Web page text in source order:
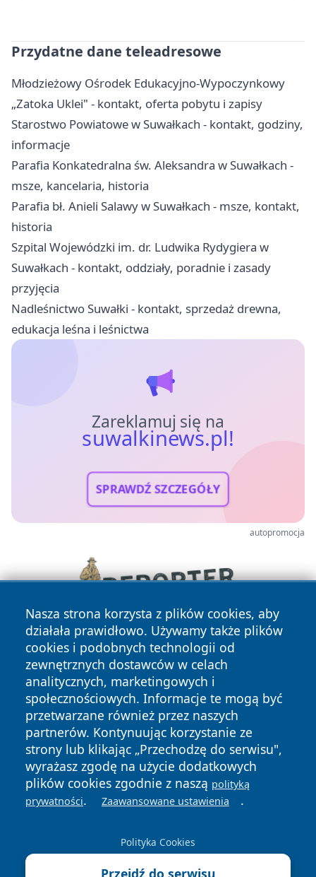
Przydatne dane teleadresowe
Młodzieżowy Ośrodek Edukacyjno-Wypoczynkowy
„Zatoka Uklei" - kontakt, oferta pobytu i zapisy
Starostwo Powiatowe w Suwałkach - kontakt, godziny,
informacje
Parafia Konkatedralna św. Aleksandra w Suwałkach -
msze, kancelaria, historia
Parafia bł. Anieli Salawy w Suwałkach - msze, kontakt,
historia
Szpital Wojewódzki im. dr. Ludwika Rydygiera w
Suwałkach - kontakt, oddziały, poradnie i zasady
przyjęcia
Nadleśnictwo Suwałki - kontakt, sprzedaż drewna,
edukacja leśna i leśnictwa
Zareklamuj się na
suwalkinews.pl!
SPRAWDŹ SZCZEGÓŁY
autopromocja
Nasza strona korzysta z plików cookies, aby
działała prawidłowo. Używamy także plików
cookies i podobnych technologii od
zewnętrznych dostawców w celach
analitycznych, marketingowych i
społecznościowych. Informacje te mogą być
przetwarzane również przez naszych
partnerów. Kontynuując korzystanie ze
strony lub klikając „Przechodzę do serwisu",
wyrażasz zgodę na użycie dodatkowych
plików cookies zgodnie z naszą polityką
prywatności. Zaawansowane ustawienia .
Polityka Cookies
Przejdź do serwisu
Copyright © 2026 suwalkinews.pl Wszystkie prawa
zastrzeżone.
News Autorzy
Polityka
Polityka